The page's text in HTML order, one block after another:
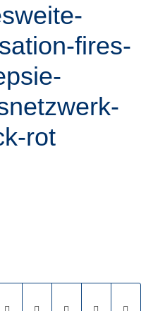
fires-
rot